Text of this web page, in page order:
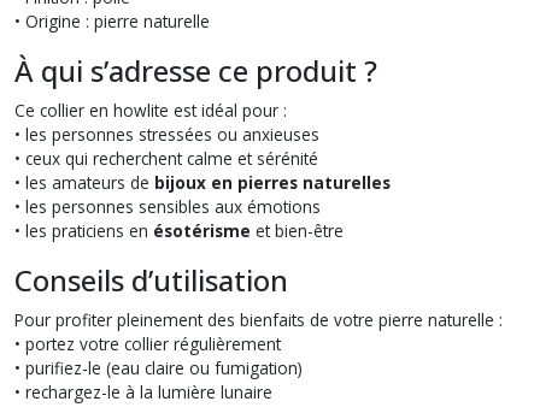
• Origine : pierre naturelle
À qui s’adresse ce produit ?
Ce collier en howlite est idéal pour :
• les personnes stressées ou anxieuses
• ceux qui recherchent calme et sérénité
• les amateurs de bijoux en pierres naturelles
• les personnes sensibles aux émotions
• les praticiens en ésotérisme et bien-être
Conseils d’utilisation
Pour profiter pleinement des bienfaits de votre pierre naturelle :
• portez votre collier régulièrement
• purifiez-le (eau claire ou fumigation)
• rechargez-le à la lumière lunaire